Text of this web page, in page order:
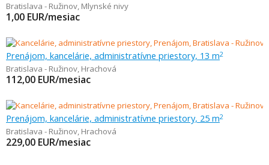
Bratislava - Ružinov, Mlynské nivy
1,00 EUR/mesiac
Prenájom, kancelárie, administratívne priestory, 13 m2
Bratislava - Ružinov, Hrachová
112,00 EUR/mesiac
Prenájom, kancelárie, administratívne priestory, 25 m2
Bratislava - Ružinov, Hrachová
229,00 EUR/mesiac